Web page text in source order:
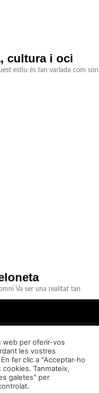
cultura i oci
estiu és tan variada com son
Va ser una realitat tan
POLÍTICA DE PRIVACITAT
web per oferir-vos
les vostres
fer clic a "Acceptar-ho
Tanmateix,
galetes" per